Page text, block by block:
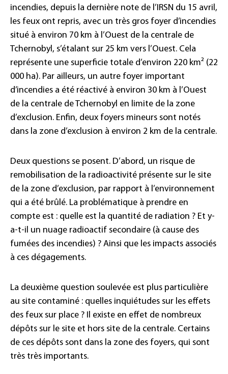
incendies, depuis la dernière note de l’IRSN du 15 avril,
les feux ont repris, avec un très gros foyer d’incendies
situé à environ 70 km à l’Ouest de la centrale de
Tchernobyl, s’étalant sur 25 km vers l’Ouest. Cela
représente une superficie totale d’environ 220 km² (22
000 ha). Par ailleurs, un autre foyer important
d’incendies a été réactivé à environ 30 km à l’Ouest
de la centrale de Tchernobyl en limite de la zone
d’exclusion. Enfin, deux foyers mineurs sont notés
dans la zone d’exclusion à environ 2 km de la centrale.
Deux questions se posent. D’abord, un risque de
remobilisation de la radioactivité présente sur le site
de la zone d’exclusion, par rapport à l’environnement
qui a été brûlé. La problématique à prendre en
compte est : quelle est la quantité de radiation ? Et y-
a-t-il un nuage radioactif secondaire (à cause des
fumées des incendies) ? Ainsi que les impacts associés
à ces dégagements.
La deuxième question soulevée est plus particulière
au site contaminé : quelles inquiétudes sur les effets
des feux sur place ? Il existe en effet de nombreux
dépôts sur le site et hors site de la centrale. Certains
de ces dépôts sont dans la zone des foyers, qui sont
très très importants.